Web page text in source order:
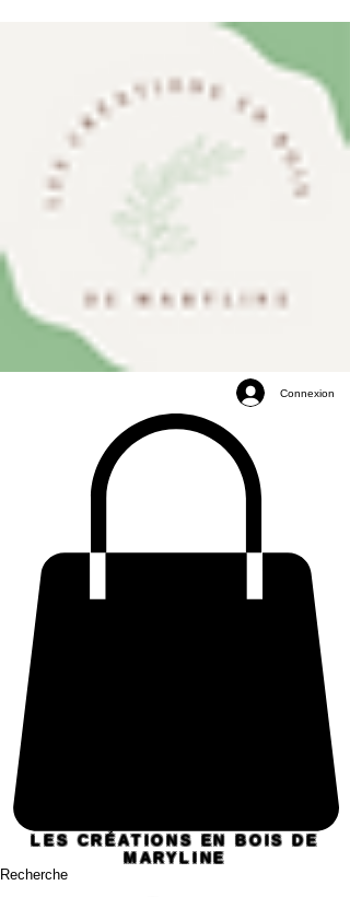
Connexion
LES CRÉATIONS EN BOIS DE
MARYLINE
Recherche